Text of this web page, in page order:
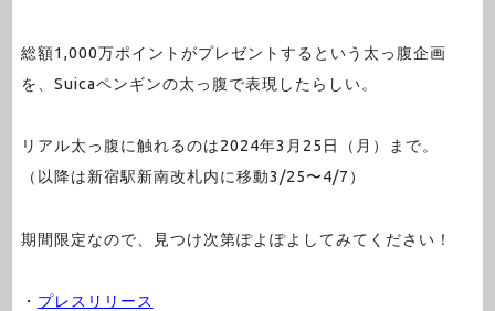
総額1,000万ポイントがプレゼントするという太っ腹企画
を、Suicaペンギンの太っ腹で表現したらしい。
リアル太っ腹に触れるのは2024年3月25日（月）まで。
（以降は新宿駅新南改札内に移動3/25〜4/7）
期間限定なので、見つけ次第ぽよぽよしてみてください！
・ プレスリリース